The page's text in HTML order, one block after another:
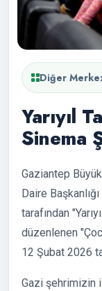
Diğer
Yarıyıl
Sinema
Gaziantep
Daire
tarafından
düzenlenen
12 Şubat 2026
Gazi şehrimizin